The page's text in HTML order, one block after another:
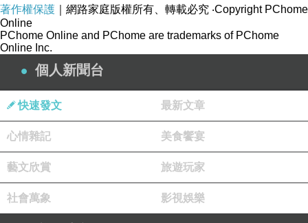
───────────────────────────────
隨便轉嫁不幸啊!
著作權保護 ｜網路家庭版權所有、轉載必究 ‧Copyright PChome
Online
PChome Online and PChome are trademarks of PChome
Online Inc.
個人新聞台
快速發文 最新文章
心情雜記 美食饗宴
藝文欣賞 旅遊玩家
社會萬象 影視娛樂